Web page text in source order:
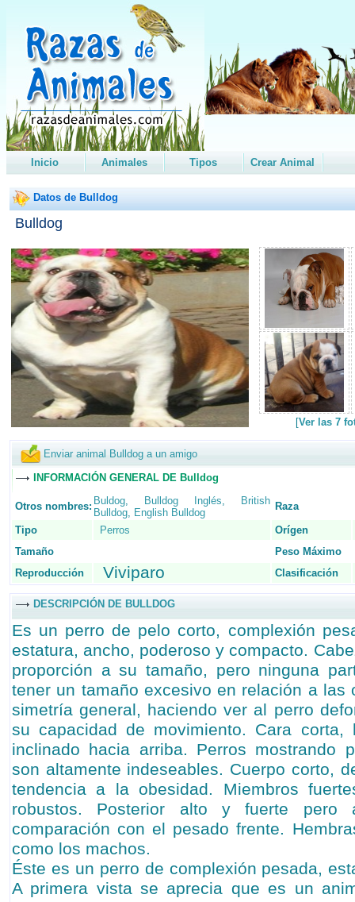
Inicio Animales Tipos Crear Animal
Datos de Bulldog
Bulldog
[Ver las 7
Enviar animal Bulldog a un amigo
INFORMACIÓN GENERAL DE Bulldog
Otros nombres: Buldog, Bulldog Inglés,
British
Bulldog, English Bulldog
Raza
Tipo
Perros
Orígen
Tamaño
Peso Máximo
Reproducción
Viviparo Clasificación
DESCRIPCIÓN DE BULLDOG
Es un perro de pelo corto, complexión
estatura, ancho, poderoso y compacto.
proporción a su tamaño, pero ninguna
tener un tamaño excesivo en relación a las
simetría general, haciendo ver al perro
su capacidad de movimiento. Cara corta,
inclinado hacia arriba. Perros mostrando
son altamente indeseables. Cuerpo corto,
tendencia a la obesidad. Miembros
robustos. Posterior alto y fuerte pero
comparación con el pesado frente.
como los machos.
Éste es un perro de complexión pesada,
A primera vista se aprecia que es un